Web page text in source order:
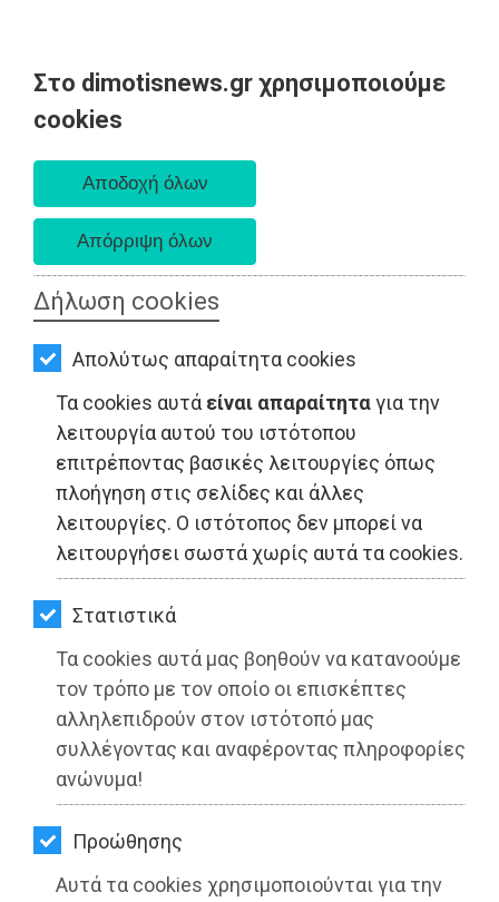
Στο dimotisnews.gr χρησιμοποιούμε
cookies
Δήλωση cookies
Απολύτως απαραίτητα cookies
Τα cookies αυτά είναι απαραίτηταγια την
λειτουργία αυτού του ιστότοπου
επιτρέποντας βασικές λειτουργίες όπως
πλοήγηση στις σελίδες και άλλες
λειτουργίες. Ο ιστότοπος δεν μπορεί να
λειτουργήσει σωστά χωρίς αυτά τα cookies.
Στατιστικά
Τα cookies αυτά μας βοηθούν να κατανοούμε
τον τρόπο με τον οποίο οι επισκέπτες
αλληλεπιδρούν στον ιστότοπό μας
συλλέγοντας και αναφέροντας πληροφορίες
ανώνυμα!
Προώθησης
Αυτά τα cookies χρησιμοποιούνται για την
AΡΧΙΚΗ
ΕΙΔΗΣΕΙΣ
ΠΟΛΙΤΙΚΗ
ΤΟΠΙΚΗ
ΑΥΤΟΔΙΟΙΚΗΣΗ
ΟΙΚΟΝΟΜΙΑ
ΑΘΛΗΤΙΣΜΟΣ
ΠΟΛΙΤΙΣΜΟΣ
ΣΠΙΤΙ-
ΚΗΠΟΣ
ΥΓΕΙΑ
LIFESTYLE
ΤΑΞΙΔΙΑ
ΕΞΟΔΟΣ
ΠΕΡΙΒΑΛΛΟΝ
ΚΑΤΟΙΚΙΔΙΟ
ΑΓΓΕΛΙΕΣ
Εντυπωσιακή αύξηση επιβατών και
αυτοκινήτων που διακινήθηκαν το
πρώτο εξάμηνο του 2022 από το
Λιμάνι της Ραφήνας